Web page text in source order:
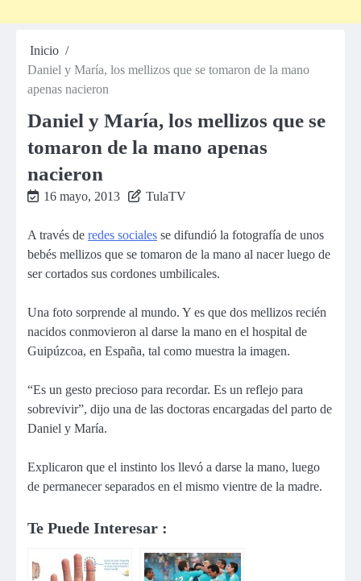
Inicio
Daniel y María, los mellizos que se tomaron de la mano
apenas nacieron
Daniel y María, los mellizos que se
tomaron de la mano apenas
nacieron
16 mayo, 2013 TulaTV
A través de redes sociales se difundió la fotografía de unos
bebés mellizos que se tomaron de la mano al nacer luego de
ser cortados sus cordones umbilicales.
Una foto sorprende al mundo. Y es que dos mellizos recién
nacidos conmovieron al darse la mano en el hospital de
Guipúzcoa, en España, tal como muestra la imagen.
“Es un gesto precioso para recordar. Es un reflejo para
sobrevivir”, dijo una de las doctoras encargadas del parto de
Daniel y María.
Explicaron que el instinto los llevó a darse la mano, luego
de permanecer separados en el mismo vientre de la madre.
Te Puede Interesar :